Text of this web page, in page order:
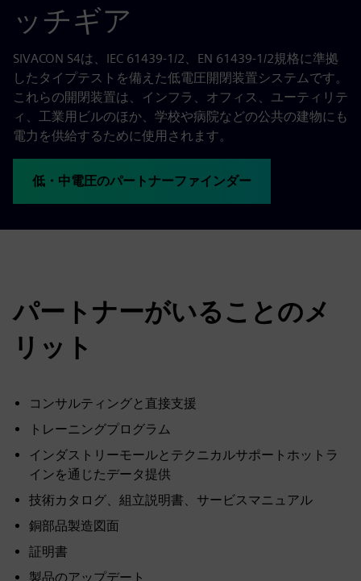
ッチギア
SIVACON S4は、IEC 61439-1/2、EN 61439-1/2規格に準拠
したタイプテストを備えた低電圧開閉装置システムです。
これらの開閉装置は、インフラ、オフィス、ユーティリテ
ィ、工業用ビルのほか、学校や病院などの公共の建物にも
電力を供給するために使用されます。
低・中電圧のパートナーファインダー
パートナーがいることのメ
リット
コンサルティングと直接支援
トレーニングプログラム
インダストリーモールとテクニカルサポートホットラ
インを通じたデータ提供
技術カタログ、組立説明書、サービスマニュアル
銅部品製造図面
証明書
製品のアップデート